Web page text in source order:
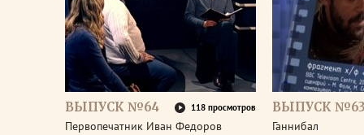
ВЫПУСК №64 118 просмотров
Первопечатник Иван Федоров
ВЫПУСК
Ганнибал